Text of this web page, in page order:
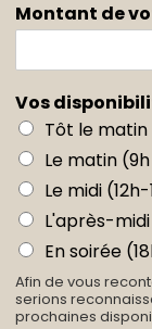
Montant de
Vos
Tôt le
Le matin
Le midi
L'après-
En soirée
Afin de vous
serions
prochaines